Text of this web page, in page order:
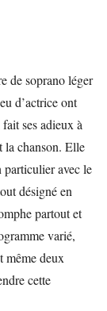
de soprano léger
d’actrice ont
ses adieux à
la chanson. Elle
particulier avec le
désigné en
partout et
varié,
même deux
cette